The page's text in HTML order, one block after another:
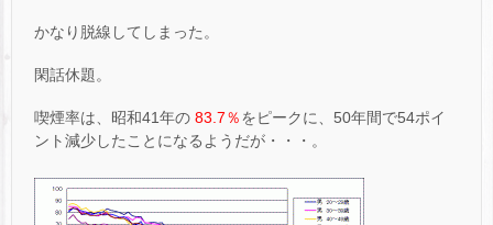
かなり脱線してしまった。
閑話休題。
喫煙率は、昭和41年の 83.7％をピークに、50年間で54ポイ
ント減少したことになるようだが・・・。